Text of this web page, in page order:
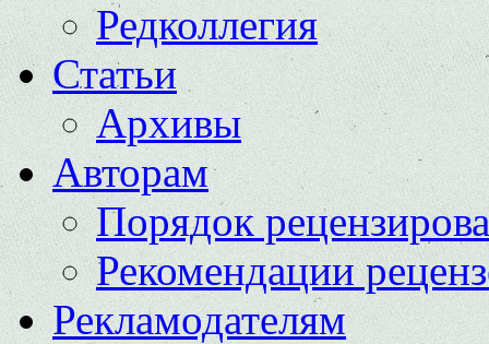
Редколлегия
Статьи
Архивы
Авторам
Порядок
Рекомендации
Рекламодателям